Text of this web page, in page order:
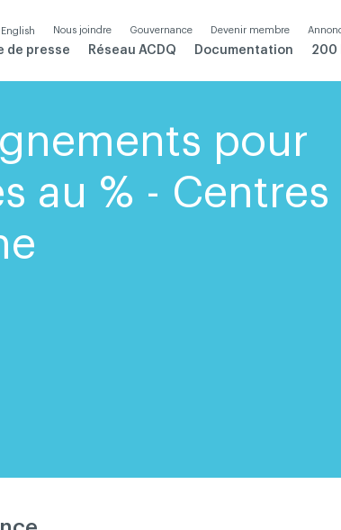
English Nous joindre Gouvernance Devenir membre
de presse Réseau ACDQ Documentation 200
pour
au % - Centres